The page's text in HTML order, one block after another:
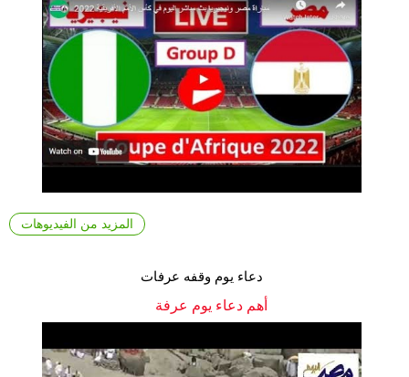
المزيد من الفيديوهات
دعاء يوم وقفه عرفات
أهم دعاء يوم عرفة